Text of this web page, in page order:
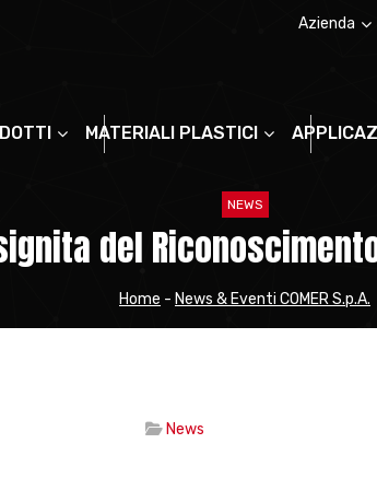
Azienda
MATERIALI PLASTICI
NEWS
del
Home - News & Eventi COMER S.p.A.
News